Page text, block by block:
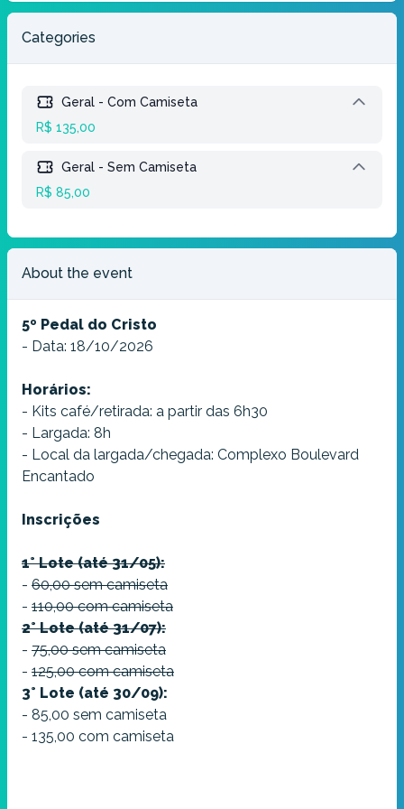
Categories
Geral - Com Camiseta
R$ 135,00
Geral - Sem Camiseta
R$ 85,00
About the event
5º Pedal do Cristo
- Data: 18/10/2026
Horários:
- Kits café/retirada: a partir das 6h30
- Largada: 8h
- Local da largada/chegada: Complexo Boulevard
Encantado
Inscrições
1° Lote (até 31/05):
- 60,00 sem camiseta
- 110,00 com camiseta
2° Lote (até 31/07):
- 75,00 sem camiseta
- 125,00 com camiseta
3° Lote (até 30/09):
- 85,00 sem camiseta
- 135,00 com camiseta